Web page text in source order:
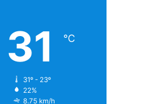
31 ℃
31º - 23º
22%
8.75 km/h